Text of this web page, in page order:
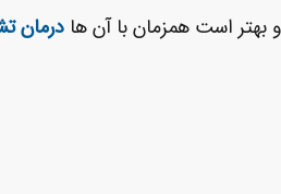
است همزمان با آن ها درمان